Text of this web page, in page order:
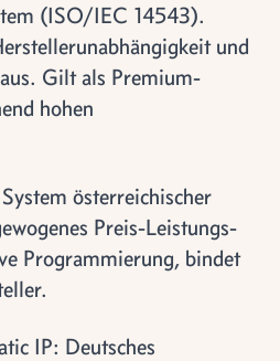
(ISO/IEC 14543).
und
Gilt als Premium-
hohen
österreichischer
Preis-Leistungs-
Programmierung, bindet
IP: Deutsches